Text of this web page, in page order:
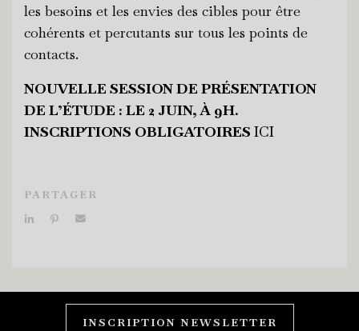
les besoins et les envies des cibles pour être
cohérents et percutants sur tous les points de
contacts.
NOUVELLE SESSION DE PRÉSENTATION
DE L’ÉTUDE : LE 2 JUIN, À 9H.
INSCRIPTIONS OBLIGATOIRES ICI
PARTAGER
INSCRIPTION NEWSLETTER